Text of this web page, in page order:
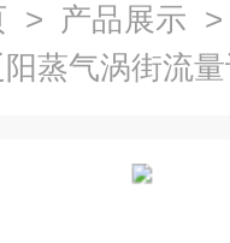
> 产品展示
蒸气涡街流